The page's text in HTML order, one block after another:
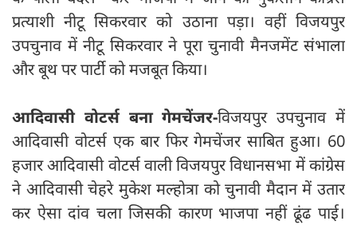
प्रत्याशी नीटू सिकरवार को उठाना पड़ा। वहीं विजयपुर
उपचुनाव में नीटू सिकरवार ने पूरा चुनावी मैनजमेंट संभाला
और बूथ पर पार्टी को मजबूत किया।
आदिवासी वोटर्स बना गेमचेंजर-विजयपुर उपचुनाव में
आदिवासी वोटर्स एक बार फिर गेमचेंजर साबित हुआ। 60
हजार आदिवासी वोटर्स वाली विजयपुर विधानसभा में कांग्रेस
ने आदिवासी चेहरे मुकेश मल्होत्रा को चुनावी मैदान में उतार
कर ऐसा दांव चला जिसकी कारण भाजपा नहीं ढूंढ पाई।